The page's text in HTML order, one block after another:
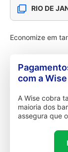
RIO DE
Economize em
com a Wise
A Wise cobra
maioria dos
assegura que